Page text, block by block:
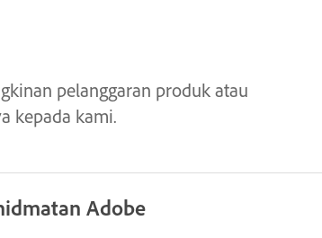
pelanggaran produk atau
kepada kami.
Adobe